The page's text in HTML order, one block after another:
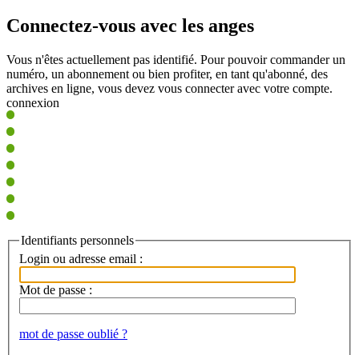
Connectez-vous avec les anges
Vous n'êtes actuellement pas identifié. Pour pouvoir commander un
numéro, un abonnement ou bien profiter, en tant qu'abonné, des
archives en ligne, vous devez vous connecter avec votre compte.
connexion
Identifiants personnels
Login ou adresse email :
Mot de passe :
mot de passe oublié ?